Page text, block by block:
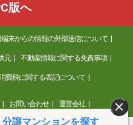
譲マンションを探す
版へ
末からの情報の外部送信について
元 不動産情報に関する免責事項
費税に関する表記について
お問い合わせ 運営会社